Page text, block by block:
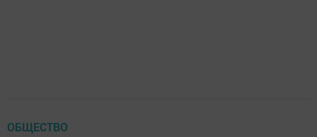
ОБЩЕСТВО